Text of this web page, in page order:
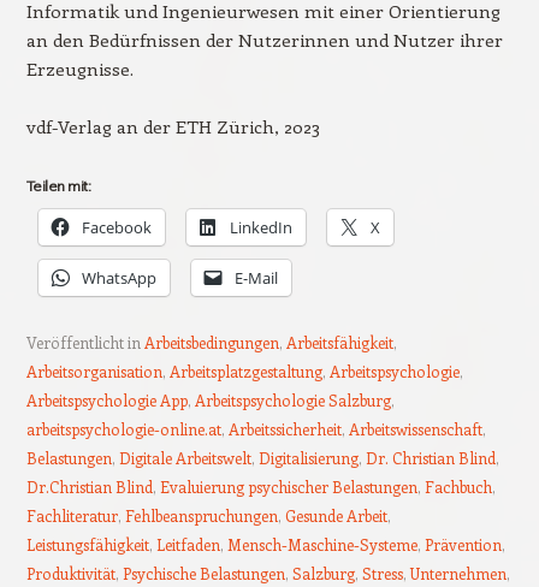
Informatik und Ingenieurwesen mit einer Orientierung
an den Bedürfnissen der Nutzerinnen und Nutzer ihrer
Erzeugnisse.
vdf-Verlag an der ETH Zürich, 2023
Teilen mit:
Facebook LinkedIn X
WhatsApp E-Mail
Veröffentlicht in Arbeitsbedingungen, Arbeitsfähigkeit,
Arbeitsorganisation, Arbeitsplatzgestaltung, Arbeitspsychologie,
Arbeitspsychologie App, Arbeitspsychologie Salzburg,
arbeitspsychologie-online.at, Arbeitssicherheit, Arbeitswissenschaft,
Belastungen, Digitale Arbeitswelt, Digitalisierung, Dr. Christian Blind,
Dr.Christian Blind, Evaluierung psychischer Belastungen, Fachbuch,
Fachliteratur, Fehlbeanspruchungen, Gesunde Arbeit,
Leistungsfähigkeit, Leitfaden, Mensch-Maschine-Systeme, Prävention,
Produktivität, Psychische Belastungen, Salzburg, Stress,Unternehmen,